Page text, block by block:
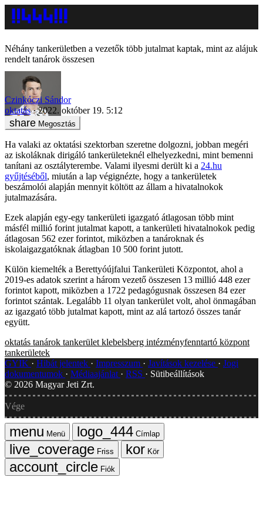
Néhány tankerületben a vezetők több jutalmat kaptak, mint az alájuk
rendelt tanárok összesen
Czinkóczi Sándor
oktatás
2022. október 19. 5:12
Megosztás
Ha valaki az oktatási szektorban szeretne dolgozni, jobban megéri
az iskoláknak dirigáló tankerületeknél elhelyezkedni, mint bemenni
tanítani az osztályterembe. Valami ilyesmi derült ki a 24.hu
gyűjtéséből, miután a lap végignézte, hogy a tankerületek
beszámolói alapján mennyit költött az állam a hivatalnokok
jutalmazására.
Ezek alapján egy-egy tankerületi igazgató átlagosan több mint
másfél millió forint jutalmat kapott, a tankerületi hivatalnokok pedig
átlagosan 562 ezer forintot, miközben a tanároknak és
iskolaigazgatóknak átlagban 10 500 forint jutott.
Külön kiemelték a Berettyóújfalui Tankerületi Központot, ahol a
2019-es adatok szerint a három vezető összesen 13 millió 448 ezer
forintot kapott, miközben a 1722 pedagógusnak összesen 84 ezer
forintot szántak. Legalább 11 olyan tankerület volt, ahol önmagában
az igazgató több jutalmat kapott, mint az alá tartozó összes tanár
együtt.
oktatás tanárok tankerület klebelsberg intézményfenntartó központ
tankerületek
GYIK
Hibát jelentek Impresszum Javítások kezelése
Jogi
dokumentumok
Médiaajánlat RSS
Sütibeállítások
© 2026 Magyar Jeti Zrt.
Vége
Menü
Címlap
Friss
Kör
Fiók